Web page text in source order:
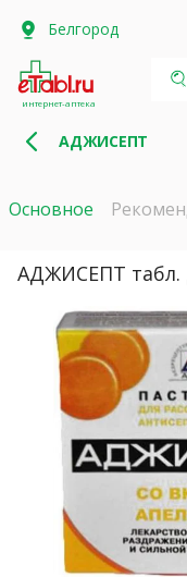
Белгород
интернет-аптека
АДЖИСЕПТ
Основное
АДЖИСЕПТ табл.